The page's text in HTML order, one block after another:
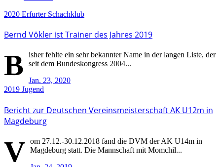
2020 Erfurter Schachklub
Bernd Vökler ist Trainer des Jahres 2019
B
isher fehlte ein sehr bekannter Name in der langen Liste, der
seit dem Bundeskongress 2004...
Jan. 23, 2020
2019 Jugend
Bericht zur Deutschen Vereinsmeisterschaft AK U12m in
Magdeburg
V om 27.12.-30.12.2018 fand die DVM der AK U14m in
Magdeburg statt. Die Mannschaft mit Momchil...